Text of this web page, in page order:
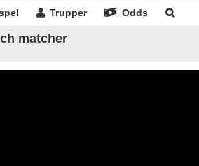
Trupper Odds
matcher